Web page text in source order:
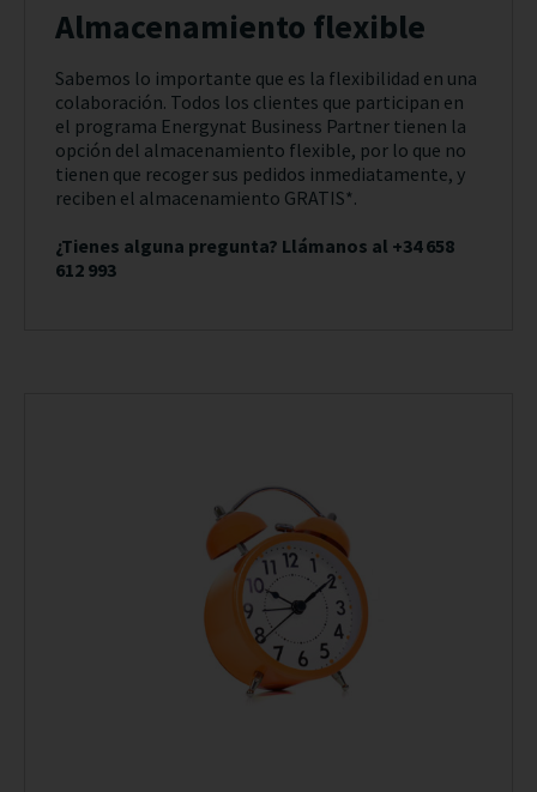
Almacenamiento flexible
Sabemos lo importante que es la flexibilidad en una
colaboración. Todos los clientes que participan en
el programa Energynat Business Partner tienen la
opción del almacenamiento flexible, por lo que no
tienen que recoger sus pedidos inmediatamente, y
reciben el almacenamiento GRATIS*.
¿Tienes alguna pregunta? Llámanos al +34 658
612 993